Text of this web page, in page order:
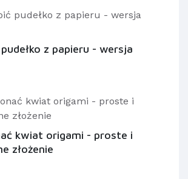
z papieru - wersja
kwiat origami - proste i
złożenie